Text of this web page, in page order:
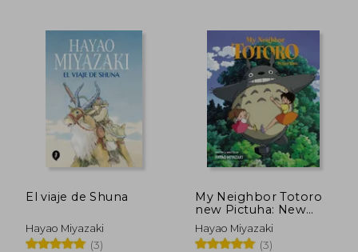
50%
dcto. $ 64.095
50%
dcto. $
El viaje de Shuna
Hayao Miyazaki
(3)
My Neighbor Totoro
new Pictuha: New
Edition ) (en Inglés)
Hayao Miyazaki
(3)